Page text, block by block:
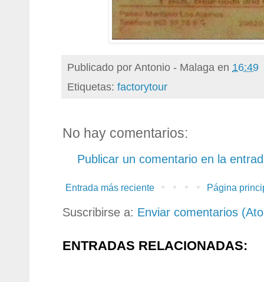
Publicado porAntonio - Malaga en 16:49
Etiquetas: factorytour
No hay comentarios:
Publicar un comentario en la
Entrada más reciente Página
Suscribirse a: Enviar comentarios
ENTRADAS RELACIONADAS: